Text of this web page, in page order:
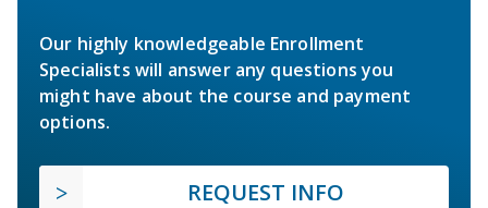
Our highly knowledgeable Enrollment
Specialists will answer any questions you
might have about the course and payment
options.
REQUEST INFO